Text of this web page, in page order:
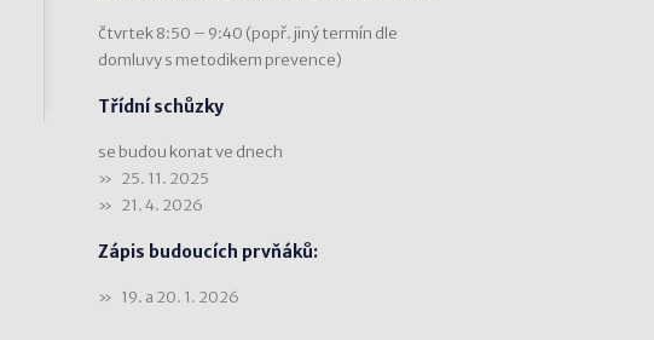
čtvrtek 8:50 – 9:40 (popř. jiný termín dle
domluvy s metodikem prevence)
Třídní schůzky
se budou konat ve dnech
25. 11. 2025
21. 4. 2026
Zápis budoucích prvňáků:
19. a 20. 1. 2026